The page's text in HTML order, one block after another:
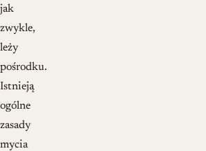
jak
zwykle,
leży
pośrodku.
Istnieją
ogólne
zasady
mycia